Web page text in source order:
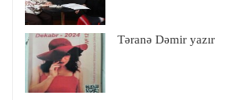
Təranə Dəmir yazır